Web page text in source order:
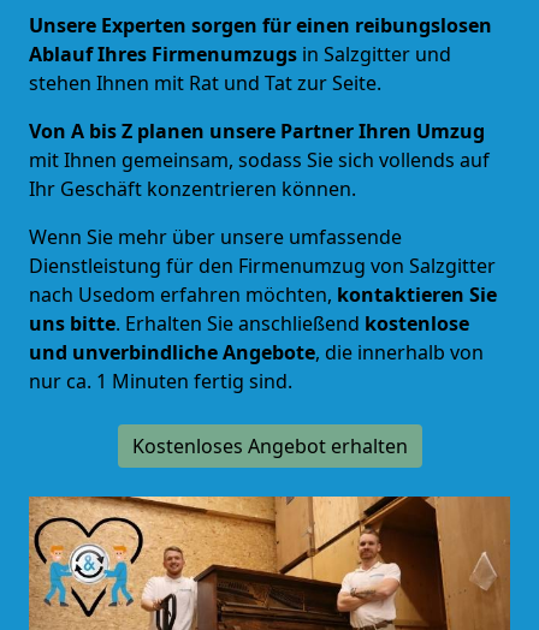
Unsere Experten sorgen für einen reibungslosen
Ablauf Ihres Firmenumzugs in Salzgitter und
stehen Ihnen mit Rat und Tat zur Seite.
Von A bis Z planen unsere Partner Ihren Umzug
mit Ihnen gemeinsam, sodass Sie sich vollends auf
Ihr Geschäft konzentrieren können.
Wenn Sie mehr über unsere umfassende
Dienstleistung für den Firmenumzug von Salzgitter
nach Usedom erfahren möchten, kontaktieren Sie
uns bitte. Erhalten Sie anschließend kostenlose
und unverbindliche Angebote, die innerhalb von
nur ca. 1 Minuten fertig sind.
Kostenloses Angebot erhalten